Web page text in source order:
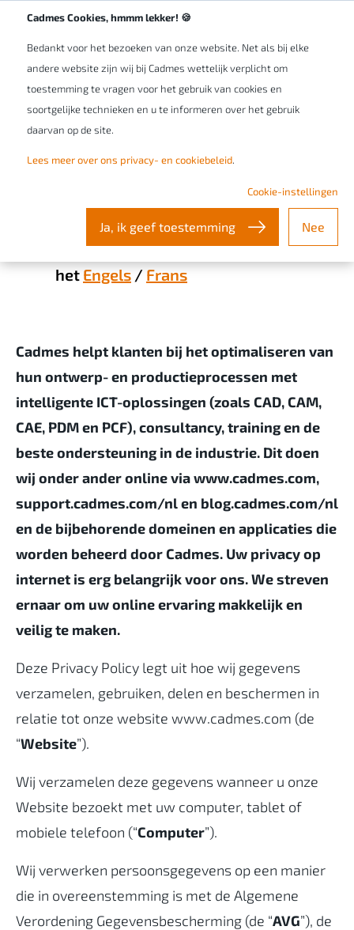
Cadmes Cookies, hmmm lekker! 🍪
Bedankt voor het bezoeken van onze website. Net als bij elke
andere website zijn wij bij Cadmes wettelijk verplicht om
toestemming te vragen voor het gebruik van cookies en
soortgelijke technieken en u te informeren over het gebruik
daarvan op de site.
Lees meer over ons privacy- en cookiebeleid.
Cookie-instellingen
Ja, ik geef toestemming Nee
Werken bij Cadmes
Lees hier het privacy & cookie beleid in
het Engels / Frans
Cadmes helpt klanten bij het optimaliseren van
hun ontwerp- en productieprocessen met
intelligente ICT-oplossingen (zoals CAD, CAM,
CAE, PDM en PCF), consultancy, training en de
beste ondersteuning in de industrie. Dit doen
wij onder ander online viawww.cadmes.com,
support.cadmes.com/nlen blog.cadmes.com/nl
en de bijbehorende domeinen en applicaties die
worden beheerd door Cadmes. Uw privacy op
internet is erg belangrijk voor ons. We streven
ernaar om uw online ervaring makkelijk en
veilig te maken.
Deze Privacy Policy legt uit hoe wij gegevens
verzamelen, gebruiken, delen en beschermen in
relatie tot onze website www.cadmes.com (de
“Website”).
Wij verzamelen deze gegevens wanneer u onze
Website bezoekt met uw computer, tablet of
mobiele telefoon (“Computer”).
Wij verwerken persoonsgegevens op een manier
die in overeenstemming is met de Algemene
Verordening Gegevensbescherming (de “AVG”), de